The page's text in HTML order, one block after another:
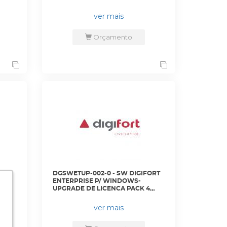
ADICIONAIS - DGFEN1132V7 -
ver mais
Orçamento
DGSWETUP-002-0 - SW DIGIFORT
ENTERPRISE P/ WINDOWS-
UPGRADE DE LICENCA PACK 4
ANTERIORES PARA VERSAO 7 -
DGFUPVEN1104V7 - DIGIFORT
ver mais